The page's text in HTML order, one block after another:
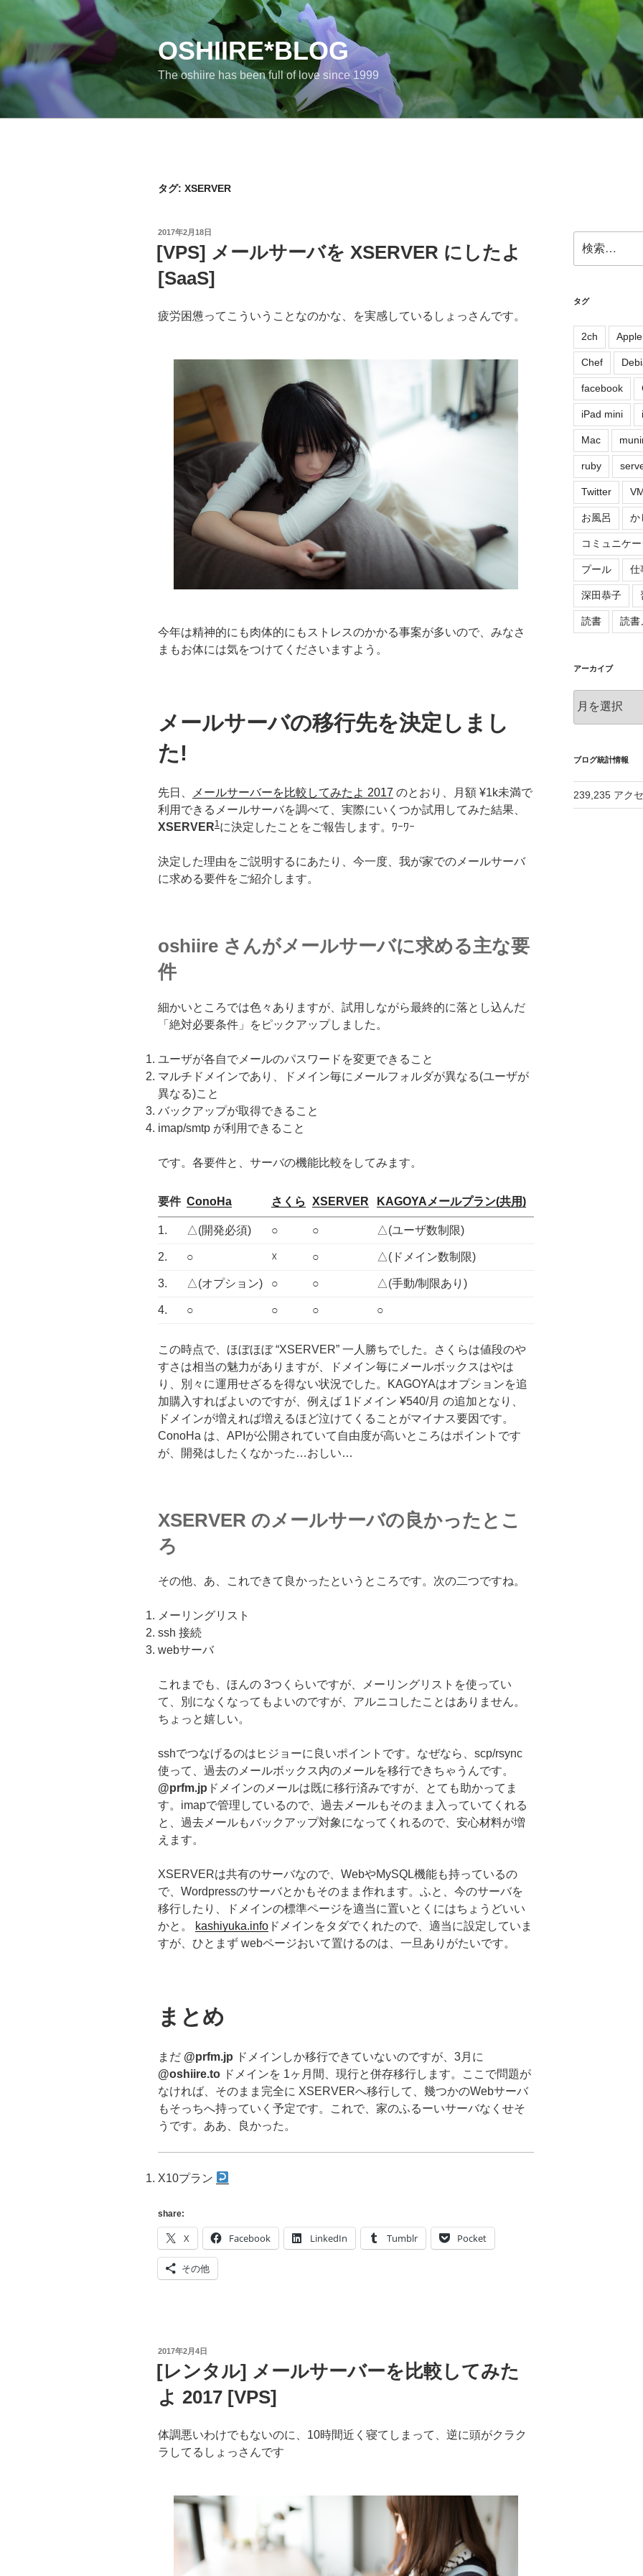
ツ
OSHIIRE*BLOG
The oshiire has been full of love since 1999
タグ: XSERVER
投
日:
2017年2月18日
[VPS] メールサーバを XSERVER にしたよ
[SaaS]
疲労困憊ってこういうことなのかな、を実感しているしょっさんです。
今年は精神的にも肉体的にもストレスのかかる事案が多いので、みなさ
まもお体には気をつけてくださいますよう。
メールサーバの移行先を決定しまし
た!
先日、 メールサーバーを比較してみたよ 2017 のとおり、月額 ¥1k未満で
利用できるメールサーバを調べて、実際にいくつか試用してみた結果、
XSERVER1に決定したことをご報告します。ﾜｰﾜｰ
決定した理由をご説明するにあたり、今一度、我が家でのメールサーバ
に求める要件をご紹介します。
oshiire さんがメールサーバに求める主な要
件
細かいところでは色々ありますが、試用しながら最終的に落とし込んだ
「絶対必要条件」をピックアップしました。
ユーザが各自でメールのパスワードを変更できること
マルチドメインであり、ドメイン毎にメールフォルダが異なる(ユーザが
異なる)こと
バックアップが取得できること
imap/smtp が利用できること
です。各要件と、サーバの機能比較をしてみます。
要件 ConoHa さくら XSERVER KAGOYAメールプラン(共用)
1. △(開発必須) ○ ○ △(ユーザ数制限)
2. ○ ☓ ○ △(ドメイン数制限)
3. △(オプション) ○ ○ △(手動/制限あり)
4. ○ ○ ○ ○
この時点で、ほぼほぼ “XSERVER” 一人勝ちでした。さくらは値段のや
すさは相当の魅力がありますが、ドメイン毎にメールボックスはやは
り、別々に運用せざるを得ない状況でした。KAGOYAはオプションを追
加購入すればよいのですが、例えば 1ドメイン ¥540/月 の追加となり、
ドメインが増えれば増えるほど泣けてくることがマイナス要因です。
ConoHa は、APIが公開されていて自由度が高いところはポイントです
が、開発はしたくなかった…おしい…
XSERVER のメールサーバの良かったとこ
ろ
その他、あ、これできて良かったというところです。次の二つですね。
メーリングリスト
ssh 接続
webサーバ
これまでも、ほんの 3つくらいですが、メーリングリストを使ってい
て、別になくなってもよいのですが、アルニコしたことはありません。
ちょっと嬉しい。
sshでつなげるのはヒジョーに良いポイントです。なぜなら、scp/rsync
使って、過去のメールボックス内のメールを移行できちゃうんです。
@prfm.jp ドメインのメールは既に移行済みですが、とても助かってま
す。imapで管理しているので、過去メールもそのまま入っていてくれる
と、過去メールもバックアップ対象になってくれるので、安心材料が増
えます。
XSERVERは共有のサーバなので、WebやMySQL機能も持っているの
で、Wordpressのサーバとかもそのまま作れます。ふと、今のサーバを
移行したり、ドメインの標準ページを適当に置いとくにはちょうどいい
かと。
kashiyuka.info ドメインをタダでくれたので、適当に設定していま
すが、ひとまず webページおいて置けるのは、一旦ありがたいです。
まとめ
まだ @prfm.jp ドメインしか移行できていないのですが、3月に
@oshiire.to ドメインを 1ヶ月間、現行と併存移行します。ここで問題が
なければ、そのまま完全に XSERVERへ移行して、幾つかのWebサーバ
もそっちへ持っていく予定です。これで、家のふるーいサーバなくせそ
うです。ああ、良かった。
X10プラン
share:
X Facebook LinkedIn Tumblr Pocket
その他
投
2017年2月4日
[レンタル] メールサーバーを比較してみた
よ 2017 [VPS]
体調悪いわけでもないのに、10時間近く寝てしまって、逆に頭がクラク
ラしてるしょっさんです
索:
タグ
2ch Apple
Chef
facebook
iPad mini
Mac
ruby
Twitter
お風呂 か
コミュニケ
プール 仕
深田恭子
読書 読書
アーカイブ
ー
ブ
ブログ統計情報
239,235 アク